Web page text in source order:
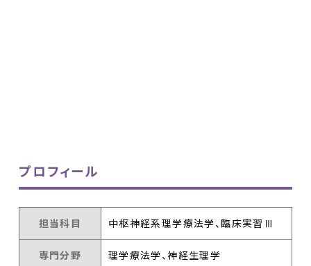
プロフィール
担当科目 中枢神経系理学療法学、臨床実習Ⅲ
専門分野 理学療法学、神経生理学